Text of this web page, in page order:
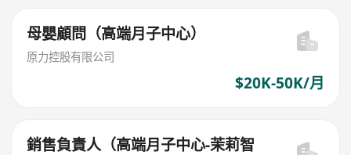
母嬰顧問（高端月子中心）
原力控股有限公司
$20K-50K/月
銷售負責人（高端月子中心-茉莉智